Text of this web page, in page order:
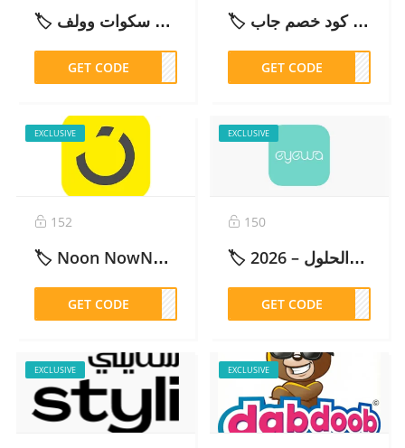
🏷️ كود خصم سكوات وولف SquatWolf (BOTIM) — خصم 5% على كل شيء – 2026
GET CODEotim
🏷️ كود خصم جاب GAP الحصري (GG157) | خصم 10% إضافي على كل الموقع – 2026
GET CODEG157
EXCLUSIVE
152
🏷️ Noon NowNow ناو ناو: كود خصم (ZHW) خصم 10% + توصيل مجاني محدث وفعال – 2026
GET CODEZHW
EXCLUSIVE
150
🏷️ كود ايوا للنظارات مرفوض: الأسباب والحلول – 2026
GET CODEDM98
EXCLUSIVE EXCLUSIVE